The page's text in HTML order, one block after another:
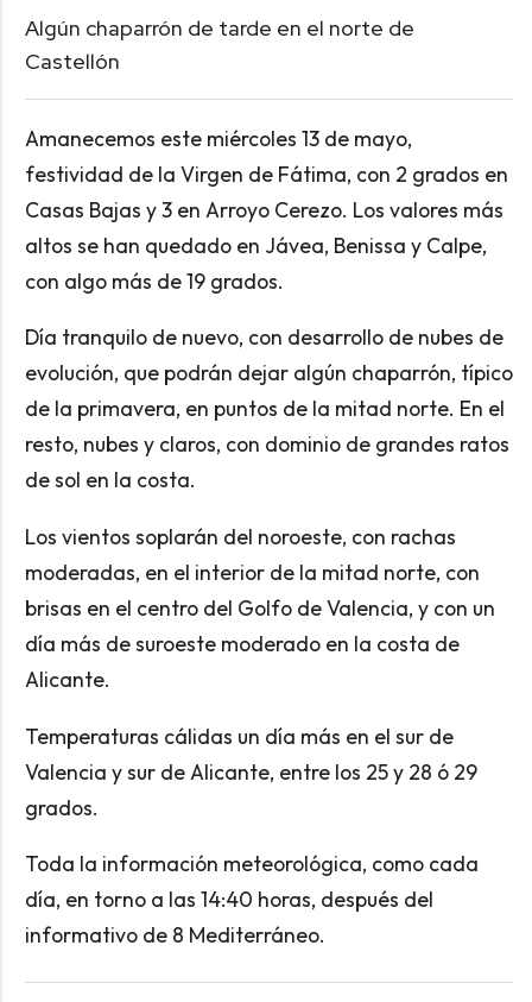
Algún chaparrón de tarde en el norte de
Castellón
Amanecemos este miércoles 13 de mayo,
festividad de la Virgen de Fátima, con 2 grados en
Casas Bajas y 3 en Arroyo Cerezo. Los valores más
altos se han quedado en Jávea, Benissa y Calpe,
con algo más de 19 grados.
Día tranquilo de nuevo, con desarrollo de nubes de
evolución, que podrán dejar algún chaparrón, típico
de la primavera, en puntos de la mitad norte. En el
resto, nubes y claros, con dominio de grandes ratos
de sol en la costa.
Los vientos soplarán del noroeste, con rachas
moderadas, en el interior de la mitad norte, con
brisas en el centro del Golfo de Valencia, y con un
día más de suroeste moderado en la costa de
Alicante.
Temperaturas cálidas un día más en el sur de
Valencia y sur de Alicante, entre los 25 y 28 ó 29
grados.
Toda la información meteorológica, como cada
día, en torno a las 14:40 horas, después del
informativo de 8 Mediterráneo.